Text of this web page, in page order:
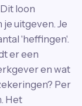
loon
uitgeven. Je
'heffingen'.
er een
en wat
Per
Het